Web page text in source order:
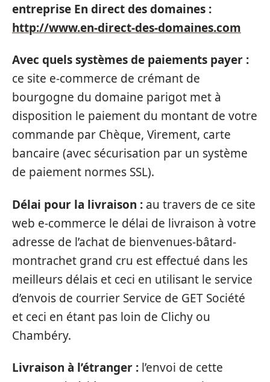
entreprise En direct des domaines :
http://www.en-direct-des-domaines.com
Avec quels systèmes de paiements payer :
ce site e-commerce de crémant de
bourgogne du domaine parigot met à
disposition le paiement du montant de votre
commande par Chèque, Virement, carte
bancaire (avec sécurisation par un système
de paiement normes SSL).
Délai pour la livraison : au travers de ce site
web e-commerce le délai de livraison à votre
adresse de l’achat de bienvenues-bâtard-
montrachet grand cru est effectué dans les
meilleurs délais et ceci en utilisant le service
d’envois de courrier Service de GET Société
et ceci en étant pas loin de Clichy ou
Chambéry.
Livraison à l’étranger : l’envoi de cette